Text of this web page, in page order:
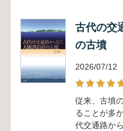
古代の交
の古墳
2026/07/12
従来、古墳
ることが多
代交通路か